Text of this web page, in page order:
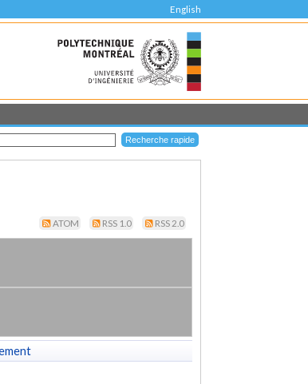
English
ATOM RSS 1.0 RSS 2.0